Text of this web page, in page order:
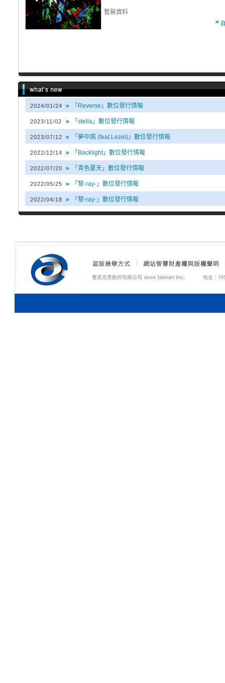
暫無資料
2024/01/24 「Reverse」數位發行情報
2023/11/02 「stella」數位發行情報
2023/07/12 「夢中病 (feat.Lezel)」數位發行情報
2022/12/14 「Backlight」數位發行情報
2022/07/20 「青色夏天」數位發行情報
2022/05/25 「黎-ray-」數位發行情報
2022/04/18 「黎-ray-」數位發行情報